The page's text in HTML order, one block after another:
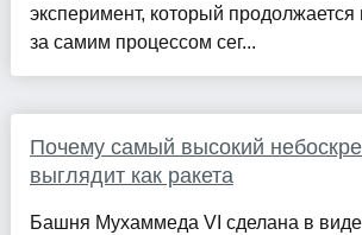
эксперимент, который продолжается
за самим процессом сег...
Почему самый высокий
выглядит как ракета
Башня Мухаммеда VI сделана в